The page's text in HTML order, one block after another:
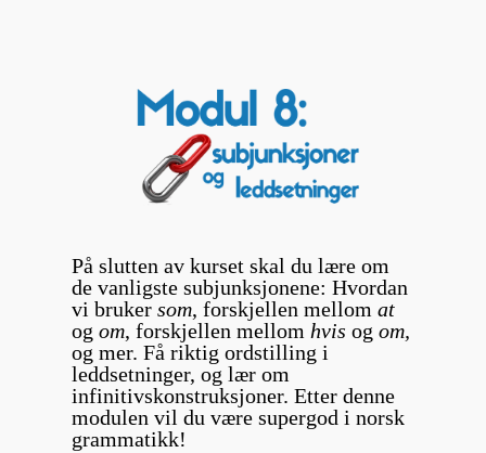
På slutten av kurset skal du lære om
de vanligste subjunksjonene: Hvordan
vi bruker som, forskjellen mellom at
og om, forskjellen mellom hvis og om,
og mer. Få riktig ordstilling i
leddsetninger, og lær om
infinitivskonstruksjoner. Etter denne
modulen vil du være supergod i norsk
grammatikk!